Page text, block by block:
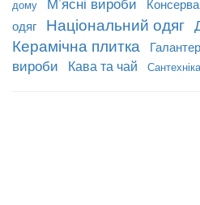
дому
одяг
Національний одяг
Керамічна плитка
вироби
Кава та чай Сантехніка